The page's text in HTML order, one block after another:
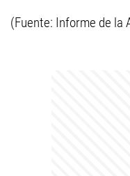
(Fuente: Informe de la